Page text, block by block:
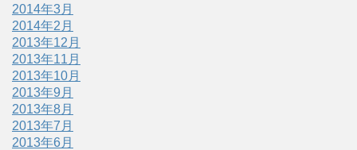
2014年3月
2014年2月
2013年12月
2013年11月
2013年10月
2013年9月
2013年8月
2013年7月
2013年6月